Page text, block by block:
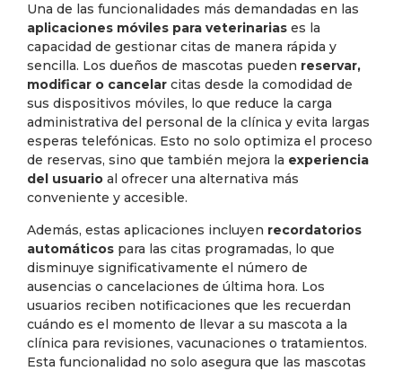
Una de las funcionalidades más demandadas en las
aplicaciones móviles para veterinarias es la
capacidad de gestionar citas de manera rápida y
sencilla. Los dueños de mascotas pueden reservar,
modificar o cancelar citas desde la comodidad de
sus dispositivos móviles, lo que reduce la carga
administrativa del personal de la clínica y evita largas
esperas telefónicas. Esto no solo optimiza el proceso
de reservas, sino que también mejora la experiencia
del usuario al ofrecer una alternativa más
conveniente y accesible.
Además, estas aplicaciones incluyen recordatorios
automáticos para las citas programadas, lo que
disminuye significativamente el número de
ausencias o cancelaciones de última hora. Los
usuarios reciben notificaciones que les recuerdan
cuándo es el momento de llevar a su mascota a la
clínica para revisiones, vacunaciones o tratamientos.
Esta funcionalidad no solo asegura que las mascotas